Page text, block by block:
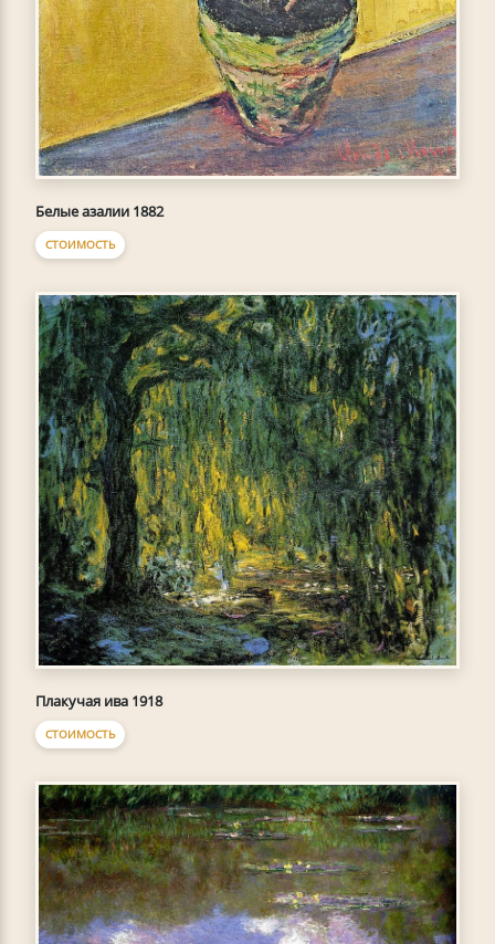
Белые азалии 1882
СТОИМОСТЬ
Плакучая ива 1918
СТОИМОСТЬ